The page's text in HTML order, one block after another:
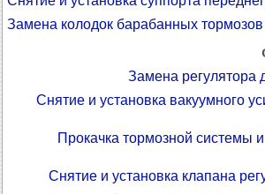
Замена колодок барабанных тормозов
Замена регулятора
Снятие и установка вакуумного
Прокачка тормозной системы
Снятие и установка клапана